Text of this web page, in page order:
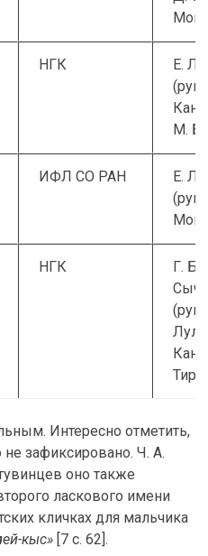
НГК
Е. Л.
М.
ИФЛ СО РАН
Е. Л.
НГК
Г. Б.
Кан-
Интересно отметить,
не зафиксировано. Ч. А.
оно также
ласкового имени
кличках для мальчика
кыс» [7 с. 62].